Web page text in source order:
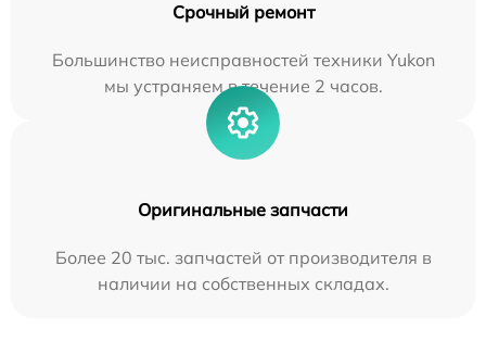
Срочный ремонт
Большинство неисправностей техники Yukon
мы устраняем в течение 2 часов.
Оригинальные запчасти
Более 20 тыс. запчастей от производителя в
наличии на собственных складах.